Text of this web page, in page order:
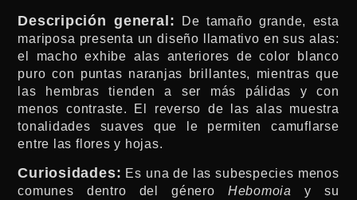
Descripción general: De tamaño grande, esta
mariposa presenta un diseño llamativo en sus alas:
el macho exhibe alas anteriores de color blanco
puro con puntas naranjas brillantes, mientras que
las hembras tienden a ser más pálidas y con
menos contraste. El reverso de las alas muestra
tonalidades suaves que le permiten camuflarse
entre las flores y hojas.
Curiosidades: Es una de las subespecies menos
comunes dentro del género Hebomoia y su